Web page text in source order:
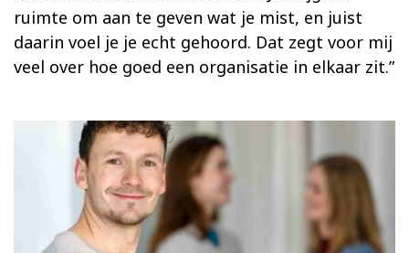
ruimte om aan te geven wat je mist, en juist
daarin voel je je echt gehoord. Dat zegt voor mij
veel over hoe goed een organisatie in elkaar zit.”